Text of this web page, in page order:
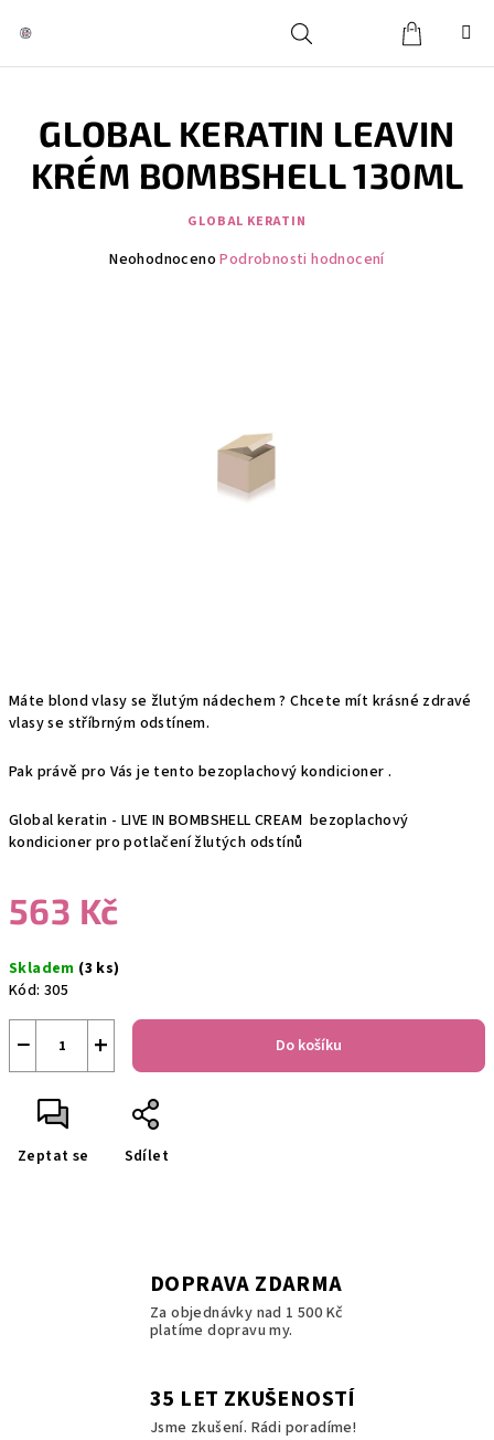
HledatPřihlášeníKošík
Máte blond vlasy se žlutým nádechem ? Chcete mít krásné zdravé
vlasy se stříbrným odstínem.
Pak právě pro Vás je tento bezoplachový kondicioner .
Global keratin - LIVE IN BOMBSHELL CREAM bezoplachový
kondicioner pro potlačení žlutých odstínů
563 Kč
cena:
Skladem (3 ks)
Kód: 305
+
− Do košíku
Zeptat se Sdílet
GLOBAL KERATIN LEAVIN
KRÉM BOMBSHELL 130ML
GLOBAL KERATIN
Průměrné
Neohodnoceno Podrobnosti hodnocení
DOPRAVA ZDARMA
Za objednávky nad 1 500 Kč
platíme dopravu my.
35 LET ZKUŠENOSTÍ
Jsme zkušení. Rádi poradíme!